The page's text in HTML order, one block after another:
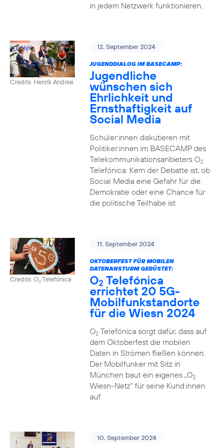
in jedem Netzwerk funktionieren.
Credits: Henrik Andree
12. September 2024
JUGENDDIALOG IM BASECAMP:
Jugendliche
wünschen sich
Ehrlichkeit und
Ernsthaftigkeit auf
Social Media
Schüler:innen diskutieren mit
Politiker:innen im BASECAMP des
Telekommunikationsanbieters O2
Telefónica. Kern der Debatte ist, ob
Social Media eine Gefahr für die
Demokratie oder eine Chance für
die politische Teilhabe ist.
Credits: O2Telefónica
11. September 2024
OKTOBERFEST FÜR MOBILEN
DATENANSTURM GERÜSTET:
O2 Telefónica
errichtet 20 5G-
Mobilfunkstandorte
für die Wiesn 2024
O2Telefónica sorgt dafür, dass auf
dem Oktoberfest die mobilen
Daten in Strömen fließen können.
Der Mobilfunker mit Sitz in
München baut ein eigenes „O2
Wiesn-Netz“ für seine Kund:innen
auf.
10. September 2024